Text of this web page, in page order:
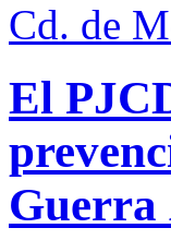
Cd. de
El
Guerra